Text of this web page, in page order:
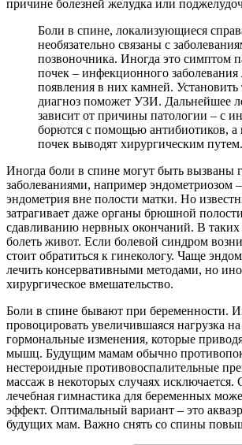
причине болезней желудка или
Боли в спине, локализующиеся
необязательно связаны с
позвоночника. Иногда это симптом
почек – инфекционного заболевания
появления в них камней.
диагноз поможет УЗИ. Дальнейшее
зависит от причины патологии – с
борются с помощью антибиотиков, а
почек выводят хирургическим путем.
Иногда боли в спине могут быть вызваны
заболеваниями, например эндометриозом
эндометрия вне полости матки. Но
затрагивает даже органы брюшной
сдавливанию нервных окончаний. В таких
болеть живот. Если болевой синдром
стоит обратиться к гинекологу. Чаще
лечить консервативными методами, но
хирургическое вмешательство.
Боли в спине бывают при беременности.
провоцировать увеличившаяся нагрузка
гормональные изменения, которые
мышц. Будущим мамам обычно
нестероидные противовоспалительные
массаж в некоторых случаях исключается.
лечебная гимнастика для беременных
эффект. Оптимальный вариант – это
будущих мам. Важно снять со спины